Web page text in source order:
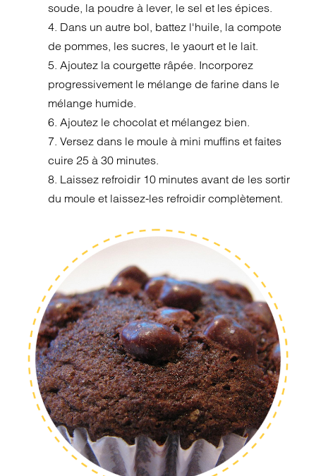
soude, la poudre à lever, le sel et les épices.
4. Dans un autre bol, battez l'huile, la compote
de pommes, les sucres, le yaourt et le lait.
5. Ajoutez la courgette râpée. Incorporez
progressivement le mélange de farine dans le
mélange humide.
6. Ajoutez le chocolat et mélangez bien.
7. Versez dans le moule à mini muffins et faites
cuire 25 à 30 minutes.
8. Laissez refroidir 10 minutes avant de les sortir
du moule et laissez-les refroidir complètement.